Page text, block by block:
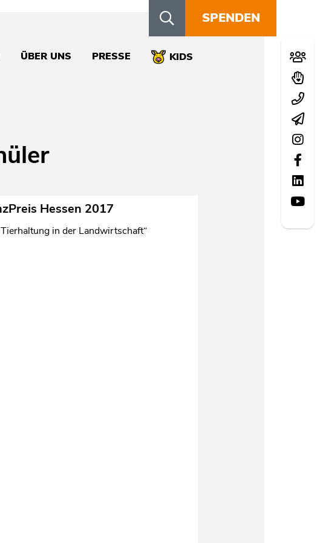
SPENDEN
ÜBER UNS PRESSE KIDS
Hessen 2017
in der Landwirtschaft“